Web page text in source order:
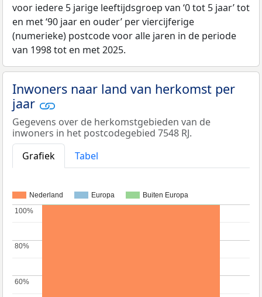
voor iedere 5 jarige leeftijdsgroep van ‘0 tot 5 jaar’ tot
en met ‘90 jaar en ouder’ per viercijferige
(numerieke) postcode voor alle jaren in de periode
van 1998 tot en met 2025.
Inwoners naar land van herkomst per
jaar
Gegevens over de herkomstgebieden van de
inwoners in het postcodegebied 7548 RJ.
Grafiek
Tabel
Nederland Europa Buiten Europa
60%
60%
80%
80%
100%
100%